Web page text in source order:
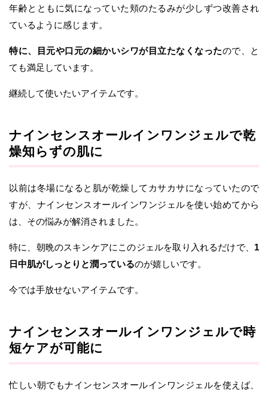
年齢とともに気になっていた頬のたるみが少しずつ改善され
ているように感じます。
特に、目元や口元の細かいシワが目立たなくなったので、と
ても満足しています。
継続して使いたいアイテムです。
ナインセンスオールインワンジェルで乾
燥知らずの肌に
以前は冬場になると肌が乾燥してカサカサになっていたので
すが、ナインセンスオールインワンジェルを使い始めてから
は、その悩みが解消されました。
特に、朝晩のスキンケアにこのジェルを取り入れるだけで、 1
日中肌がしっとりと潤っているのが嬉しいです。
今では手放せないアイテムです。
ナインセンスオールインワンジェルで時
短ケアが可能に
忙しい朝でもナインセンスオールインワンジェルを使えば、